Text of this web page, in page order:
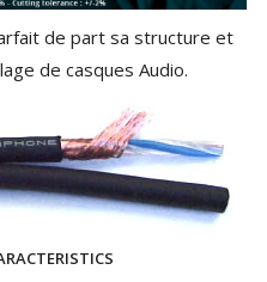
de part sa structure et
de casques Audio.